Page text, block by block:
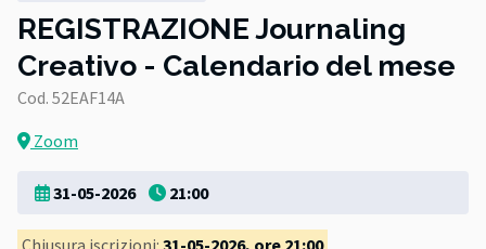
REGISTRAZIONE Journaling
Creativo - Calendario del mese
Cod. 52EAF14A
Zoom
31-05-2026 21:00